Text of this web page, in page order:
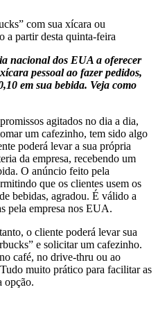
com sua xícara ou
a partir desta quinta-feira
nacional dos EUA a oferecer
pessoal ao fazer pedidos,
em sua bebida. Veja como
agitados no dia a dia,
um cafezinho, tem sido algo
poderá levar a sua própria
da empresa, recebendo um
O anúncio feito pela
que os clientes usem os
bebidas, agradou. É válido a
pela empresa nos EUA.
o cliente poderá levar sua
e solicitar um cafezinho.
café, no drive-thru ou ao
muito prático para facilitar as
opção.